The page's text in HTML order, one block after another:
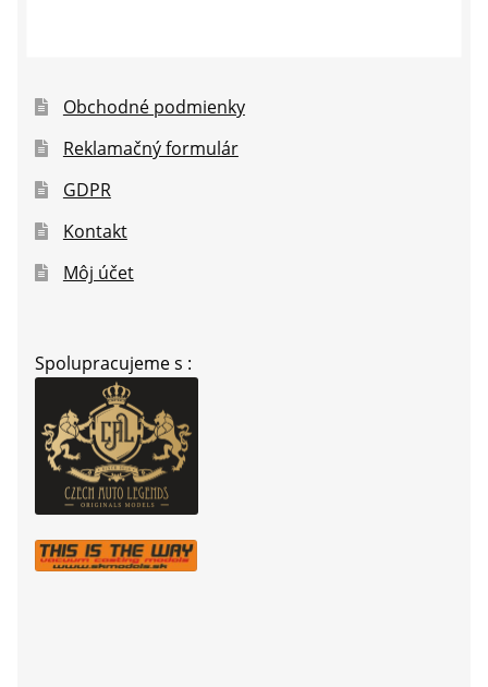
Obchodné podmienky
Reklamačný formulár
GDPR
Kontakt
Môj účet
Spolupracujeme s :